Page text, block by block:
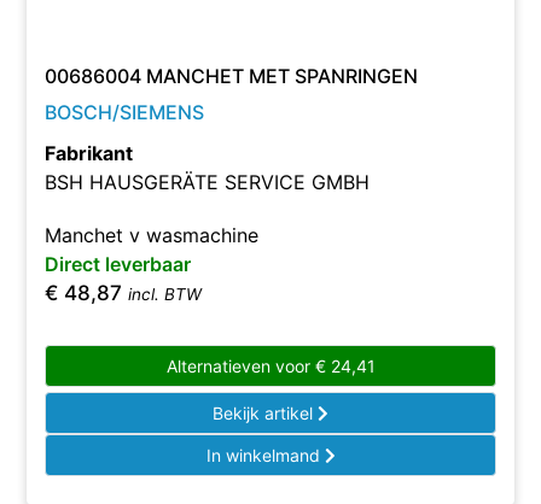
00686004 MANCHET MET SPANRINGEN
BOSCH/SIEMENS
Fabrikant
BSH HAUSGERÄTE SERVICE GMBH
Manchet v wasmachine
Direct leverbaar
€ 48,87 incl. BTW
Alternatieven voor €24,41
Bekijk artikel
In winkelmand